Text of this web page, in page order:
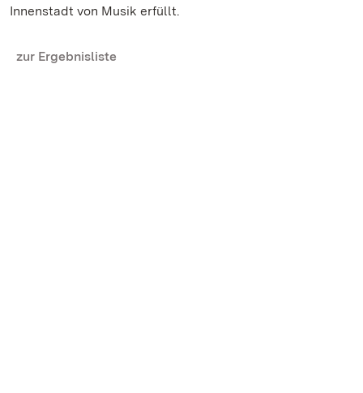
Innenstadt von Musik erfüllt.
zur Ergebnisliste